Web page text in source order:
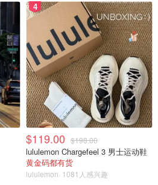
4
$119.00 $198.00
lululemon Chargefeel 3 男士运动鞋
黄金码都有货
lululemon 1081人感兴趣